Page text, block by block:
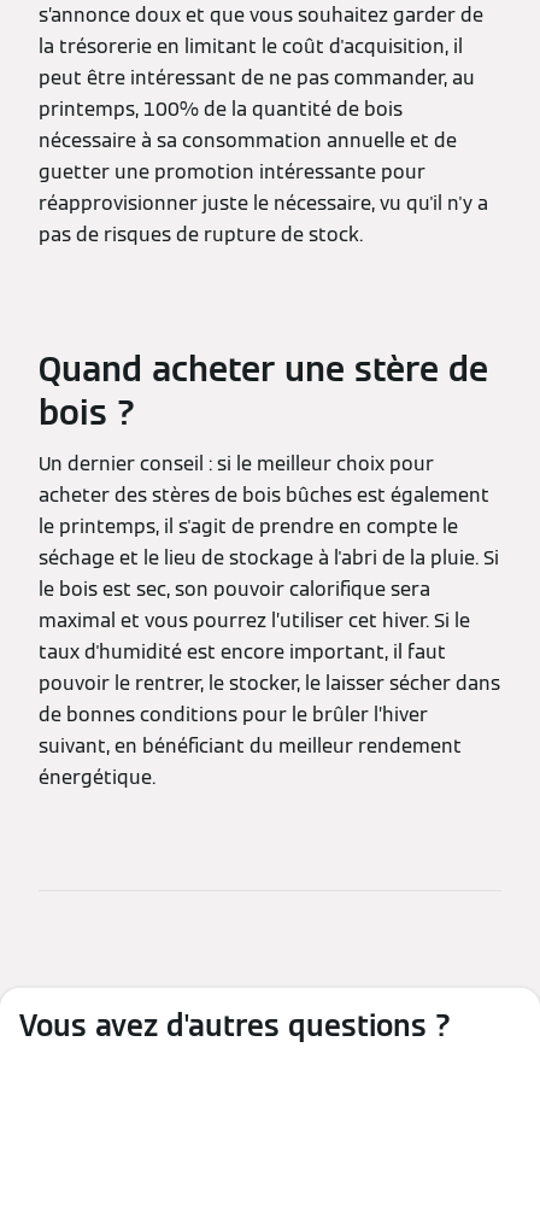
s’annonce doux et que vous souhaitez garder de
la trésorerie en limitant le coût d'acquisition, il
peut être intéressant de ne pas commander, au
printemps, 100% de la quantité de bois
nécessaire à sa consommation annuelle et de
guetter une promotion intéressante pour
réapprovisionner juste le nécessaire, vu qu'il n'y a
pas de risques de rupture de stock.
Quand acheter une stère de
bois ?
Un dernier conseil : si le meilleur choix pour
acheter des stères de bois bûches est également
le printemps, il s'agit de prendre en compte le
séchage et le lieu de stockage à l'abri de la pluie. Si
le bois est sec, son pouvoir calorifique sera
maximal et vous pourrez l’utiliser cet hiver. Si le
taux d'humidité est encore important, il faut
pouvoir le rentrer, le stocker, le laisser sécher dans
de bonnes conditions pour le brûler l’hiver
suivant, en bénéficiant du meilleur rendement
énergétique.
Vous avez d'autres questions ?